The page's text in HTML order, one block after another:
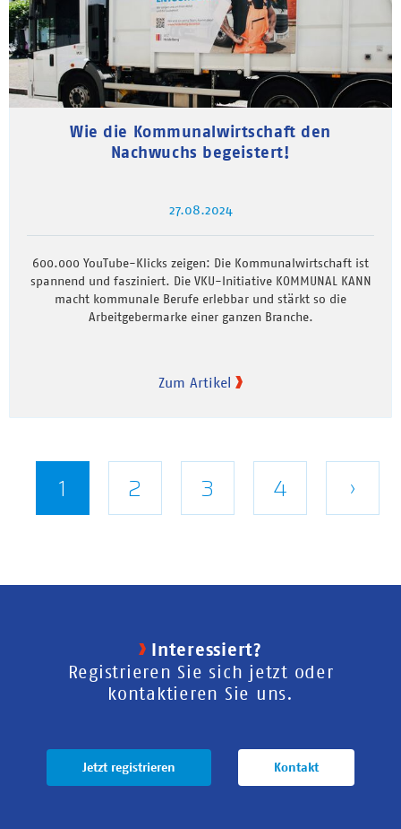
Wie die Kommunalwirtschaft den
Nachwuchs begeistert!
27.08.2024
600.000 YouTube-Klicks zeigen: Die Kommunalwirtschaft ist
spannend und fasziniert. Die VKU-Initiative KOMMUNAL KANN
macht kommunale Berufe erlebbar und stärkt so die
Arbeitgebermarke einer ganzen Branche.
Zum Artikel
Seitennummerierung
Aktuelle
1 Seite
2 Seite
3 Seite
4 ›
Interessiert?
Registrieren Sie sich jetzt oder
kontaktieren Sie uns.
Jetzt registrieren Kontakt